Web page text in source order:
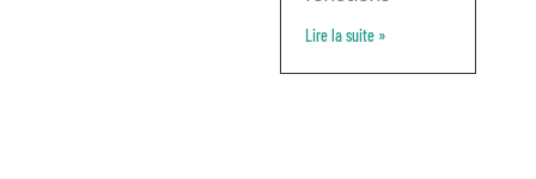
Lire la suite »